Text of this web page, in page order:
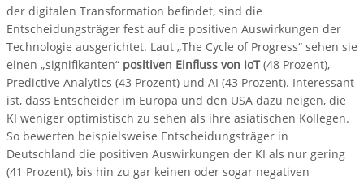
der digitalen Transformation befindet, sind die
Entscheidungsträger fest auf die positiven Auswirkungen der
Technologie ausgerichtet. Laut „The Cycle of Progress“ sehen sie
einen „signifikanten“ positiven Einfluss von IoT(48 Prozent),
Predictive Analytics (43 Prozent) und AI (43 Prozent). Interessant
ist, dass Entscheider im Europa und den USA dazu neigen, die
KI weniger optimistisch zu sehen als ihre asiatischen Kollegen.
So bewerten beispielsweise Entscheidungsträger in
Deutschland die positiven Auswirkungen der KI als nur gering
(41 Prozent), bis hin zu gar keinen oder sogar negativen